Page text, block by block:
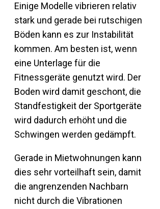
Einige Modelle vibrieren relativ
stark und gerade bei rutschigen
Böden kann es zur Instabilität
kommen. Am besten ist, wenn
eine Unterlage für die
Fitnessgeräte genutzt wird. Der
Boden wird damit geschont, die
Standfestigkeit der Sportgeräte
wird dadurch erhöht und die
Schwingen werden gedämpft.
Gerade in Mietwohnungen kann
dies sehr vorteilhaft sein, damit
die angrenzenden Nachbarn
nicht durch die Vibrationen